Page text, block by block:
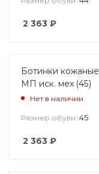
2 363 ₽
Ботинки кожаные
МП иск. мех (45)
Нет в наличии
Размер обуви: 45
2 363 ₽